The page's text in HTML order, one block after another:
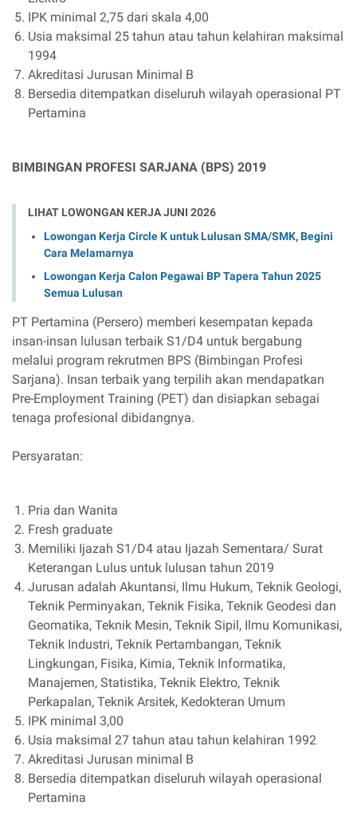
IPK minimal 2,75 dari skala 4,00
Usia maksimal 25 tahun atau tahun kelahiran maksimal
1994
Akreditasi Jurusan Minimal B
Bersedia ditempatkan diseluruh wilayah operasional PT
Pertamina
BIMBINGAN PROFESI SARJANA (BPS) 2019
LIHAT LOWONGAN KERJA JUNI 2026
Lowongan Kerja Circle K untuk Lulusan SMA/SMK, Begini
Cara Melamarnya
Lowongan Kerja Calon Pegawai BP Tapera Tahun 2025
Semua Lulusan
PT Pertamina (Persero) memberi kesempatan kepada
insan-insan lulusan terbaik S1/D4 untuk bergabung
melalui program rekrutmen BPS (Bimbingan Profesi
Sarjana). Insan terbaik yang terpilih akan mendapatkan
Pre-Employment Training (PET) dan disiapkan sebagai
tenaga profesional dibidangnya.
Persyaratan:
Pria dan Wanita
Fresh graduate
Memiliki Ijazah S1/D4 atau Ijazah Sementara/ Surat
Keterangan Lulus untuk lulusan tahun 2019
Jurusan adalah Akuntansi, Ilmu Hukum, Teknik Geologi,
Teknik Perminyakan, Teknik Fisika, Teknik Geodesi dan
Geomatika, Teknik Mesin, Teknik Sipil, Ilmu Komunikasi,
Teknik Industri, Teknik Pertambangan, Teknik
Lingkungan, Fisika, Kimia, Teknik Informatika,
Manajemen, Statistika, Teknik Elektro, Teknik
Perkapalan, Teknik Arsitek, Kedokteran Umum
IPK minimal 3,00
Usia maksimal 27 tahun atau tahun kelahiran 1992
Akreditasi Jurusan minimal B
Bersedia ditempatkan diseluruh wilayah operasional
Pertamina